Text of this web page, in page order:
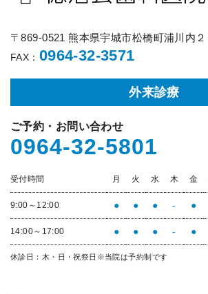
〒869-0521 熊本県宇城市松橋町浦川内２
FAX： 0964-32-3571
外来診療
ご予約・お問い合わせ
0964-32-5801
受付時間 月 火 水 木 金
9:00～12:00 ● ● ● - ●
14:00～17:00 ● ● ● - ●
休診日：木・日・祝祭日 ※当院は予約制です